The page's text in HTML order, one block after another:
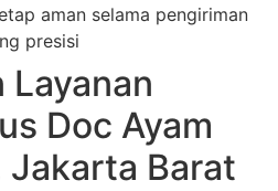
aman selama pengiriman
presisi
Layanan
Doc Ayam
Jakarta Barat